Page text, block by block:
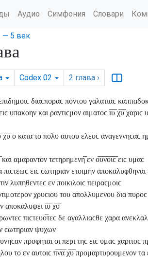
Аудио Симфония Словари
— 5 век
Codex 02 2 глава ›
διαϲποραϲ ποντου γαλατιαϲ
υπακοην και ραντιϲμον αιματοϲ ι̅υ̅ χ̅υ̅ χαριϲ
ο κατα το πολυ αυτου ελεοϲ αναγεννηϲαϲ
αμαραντον τετηρημενη̅ εν ο̅υ̅ν̅ο̅ι̅ϲ̅ ειϲ υμαϲ
ειϲ ϲωτηριαν ετοιμην
λυπηθεντεϲ εν ποικιλοιϲ πειραϲμοιϲ
χρυϲιου του απολλυμενου δια
αποκαλυψει ι̅υ̅ χ̅υ̅
πιϲτευο̅τεϲ δε αγαλλιαϲθε χαρα
ϲωτηριαν ψυχων
προφηται οι περι τηϲ ειϲ υμαϲ χαριτοϲ
το εν αυτοιϲ π̅ν̅α̅ χ̅υ̅ προμαρτυρουμενον τα